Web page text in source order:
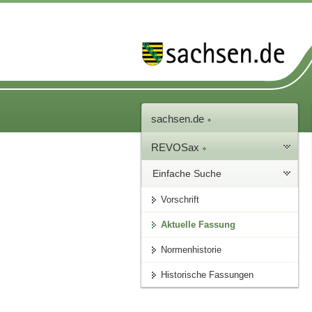
sachsen.de
REVOSax
Einfache Suche
Vorschrift
Aktuelle Fassung
Normenhistorie
Historische Fassungen